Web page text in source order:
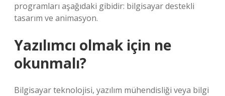
programları aşağıdaki gibidir: bilgisayar destekli
tasarım ve animasyon.
Yazılımcı olmak için ne
okunmalı?
Bilgisayar teknolojisi, yazılım mühendisliği veya bilgi